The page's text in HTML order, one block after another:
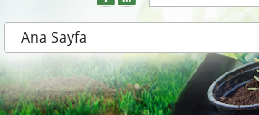
Ana Sayfa